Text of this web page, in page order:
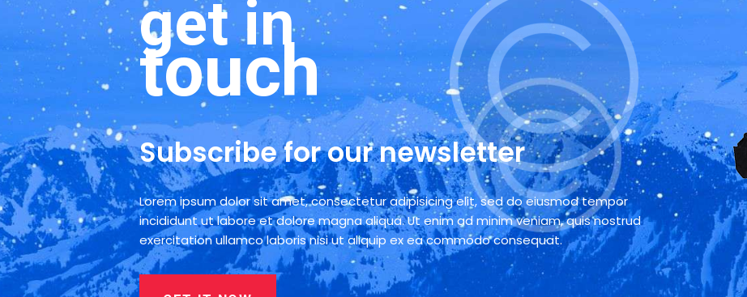
get in
touch
Subscribe for our newsletter
Lorem ipsum dolor sit amet, consectetur adipisicing elit, sed do eiusmod tempor
incididunt ut labore et dolore magna aliqua. Ut enim ad minim veniam, quis nostrud
exercitation ullamco laboris nisi ut aliquip ex ea commodo consequat.